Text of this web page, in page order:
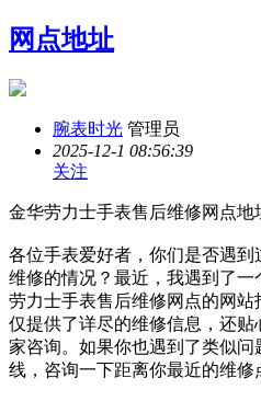
网点地址
腕表时光 管理员
2025-12-1 08:56:39
关注
金华劳力士手表售后维修网点地
各位手表爱好者，你们是否遇
维修的情况？最近，我遇到了
劳力士手表售后维修网点的网
仅提供了详尽的维修信息，还
家咨询。如果你也遇到了类似
线，咨询一下距离你最近的维修